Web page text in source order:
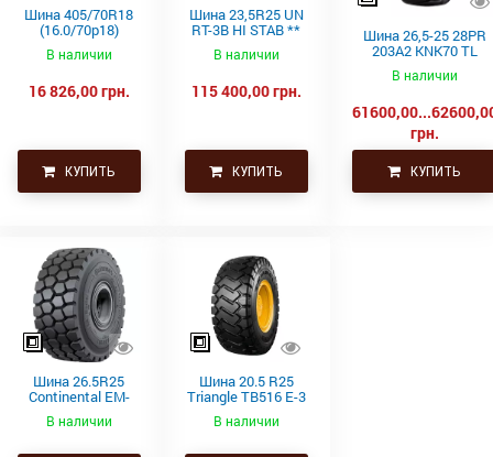
Шина 405/70R18
(16.0/70р18)
Advance GLR15
(153A2/141B,TL)
В наличии
16 826,00 грн.
КУПИТЬ
Шина 23,5R25 UN
RT-3B HI STAB **
6S 201A2 TL
(Goodyear)
В наличии
115 400,00 грн.
КУПИТЬ
Шина 26,5-25 28PR
203A2 KNK70 TL
(OZKA)
погрузчик)
В наличии
грн.
КУПИТЬ
Шина 26.5R25
Continental EM-
Master 193B /
209A2
В наличии
Шина 20.5 R25
Triangle TB516 E-3
T2 TL 177B/193A2
В наличии